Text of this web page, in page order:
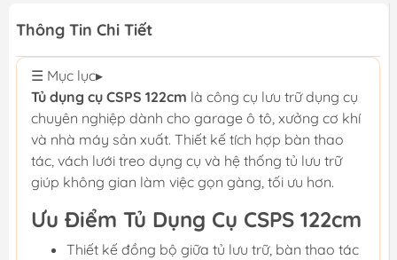
Thông Tin Chi Tiết
☰ Mục lục▸
Tủ dụng cụ CSPS 122cm là công cụ lưu trữ dụng cụ
chuyên nghiệp dành cho garage ô tô, xưởng cơ khí
và nhà máy sản xuất. Thiết kế tích hợp bàn thao
tác, vách lưới treo dụng cụ và hệ thống tủ lưu trữ
giúp không gian làm việc gọn gàng, tối ưu hơn.
Ưu Điểm Tủ Dụng Cụ CSPS 122cm
Thiết kế đồng bộ giữa tủ lưu trữ, bàn thao tác